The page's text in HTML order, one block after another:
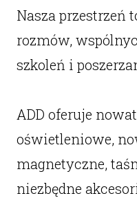
Nasza przestrzeń
rozmów,
szkoleń i
ADD oferuje
oświetleniowe,
magnetyczne,
niezbędne